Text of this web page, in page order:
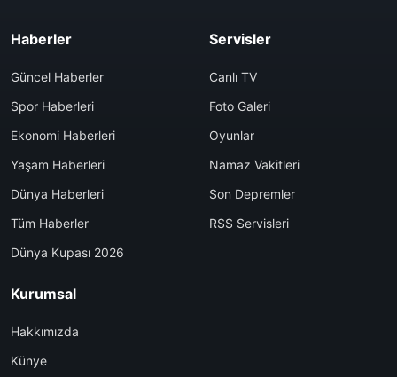
Haberler
Güncel Haberler
Spor Haberleri
Ekonomi Haberleri
Yaşam Haberleri
Dünya Haberleri
Tüm Haberler
Dünya Kupası 2026
Servisler
Canlı TV
Foto Galeri
Oyunlar
Namaz Vakitleri
Son Depremler
RSS Servisleri
Kurumsal
Hakkımızda
Künye